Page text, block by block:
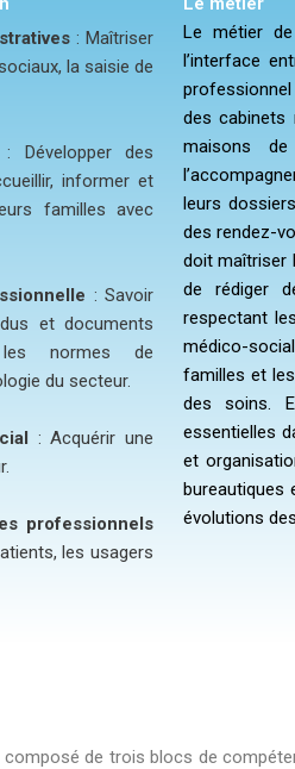
: Maîtriser
la saisie de
: Développer des
informer et
familles avec
: Savoir
et documents
les normes de
du secteur.
: Acquérir une
professionnels
les usagers
Le métier
l’interface
des cabinets
maisons
leurs
des rendez-
doit maîtriser
de rédiger
respectant
médico-
familles et
des soins.
essentielles
et
bureautiques
évolutions
de trois blocs de